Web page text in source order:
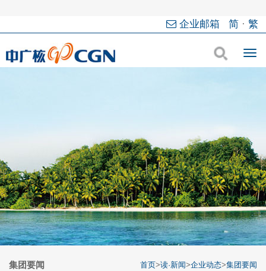
企业邮箱 简· 繁
首页>读·新闻>企业动态>集团要闻
集团要闻